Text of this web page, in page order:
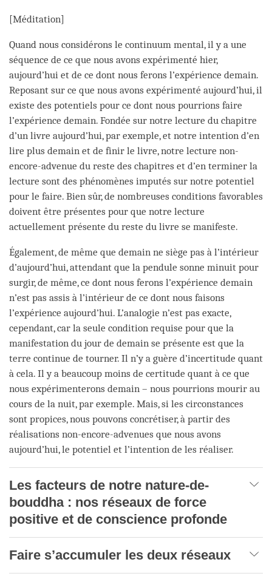
[Méditation]
Quand nous considérons le continuum mental, il y a une
séquence de ce que nous avons expérimenté hier,
aujourd’hui et de ce dont nous ferons l’expérience demain.
Reposant sur ce que nous avons expérimenté aujourd’hui, il
existe des potentiels pour ce dont nous pourrions faire
l’expérience demain. Fondée sur notre lecture du chapitre
d’un livre aujourd’hui, par exemple, et notre intention d’en
lire plus demain et de finir le livre, notre lecture non-
encore-advenue du reste des chapitres et d’en terminer la
lecture sont des phénomènes imputés sur notre potentiel
pour le faire. Bien sûr, de nombreuses conditions favorables
doivent être présentes pour que notre lecture
actuellement présente du reste du livre se manifeste.
Également, de même que demain ne siège pas à l’intérieur
d’aujourd’hui, attendant que la pendule sonne minuit pour
surgir, de même, ce dont nous ferons l’expérience demain
n’est pas assis à l’intérieur de ce dont nous faisons
l’expérience aujourd’hui. L’analogie n’est pas exacte,
cependant, car la seule condition requise pour que la
manifestation du jour de demain se présente est que la
terre continue de tourner. Il n’y a guère d’incertitude quant
à cela. Il y a beaucoup moins de certitude quant à ce que
nous expérimenterons demain – nous pourrions mourir au
cours de la nuit, par exemple. Mais, si les circonstances
sont propices, nous pouvons concrétiser, à partir des
réalisations non-encore-advenues que nous avons
aujourd’hui, le potentiel et l’intention de les réaliser.
Les facteurs de notre nature-de-
bouddha : nos réseaux de force
positive et de conscience profonde
Faire s’accumuler les deux réseaux